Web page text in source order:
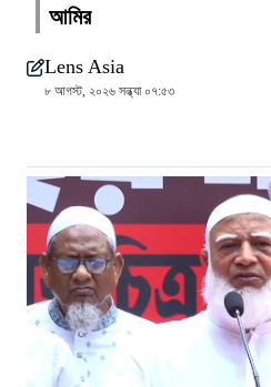
আমির
Lens Asia
৮ আগস্ট, ২০২৬ সন্ধ্যা ০৭:৫৩